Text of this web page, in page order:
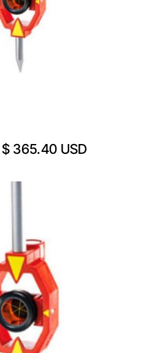
$ 365.40 USD